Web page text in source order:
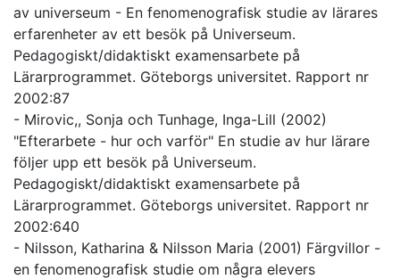
av universeum - En fenomenografisk studie av lärares
erfarenheter av ett besök på Universeum.
Pedagogiskt/didaktiskt examensarbete på
Lärarprogrammet. Göteborgs universitet. Rapport nr
2002:87
- Mirovic,, Sonja och Tunhage, Inga-Lill (2002)
"Efterarbete - hur och varför" En studie av hur lärare
följer upp ett besök på Universeum.
Pedagogiskt/didaktiskt examensarbete på
Lärarprogrammet. Göteborgs universitet. Rapport nr
2002:640
- Nilsson, Katharina & Nilsson Maria (2001) Färgvillor -
en fenomenografisk studie om några elevers